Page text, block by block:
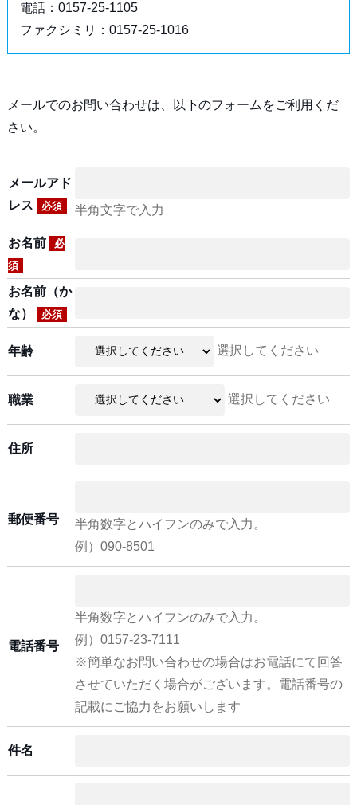
電話：0157-25-1105
ファクシミリ：0157-25-1016
メールでのお問い合わせは、以下のフォームをご利用くだ
さい。
メールアド
レス
必須 半角文字で入力
お名前
必
須
お名前（か
な）
必須
年齢 選択してください
職業 選択してください
住所
郵便番号
半角数字とハイフンのみで入力。
例）090-8501
電話番号
半角数字とハイフンのみで入力。
例）0157-23-7111
※簡単なお問い合わせの場合はお電話にて回答
させていただく場合がございます。電話番号の
記載にご協力をお願いします
件名